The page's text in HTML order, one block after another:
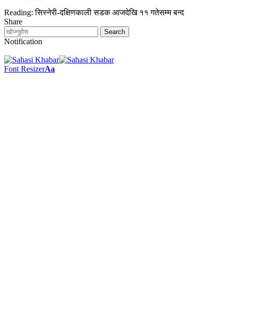
Reading: सिस्नेरी-दक्षिणकाली सडक आजदेखि ११ गतेसम्म बन्द
Share
Notification
Font ResizerAa